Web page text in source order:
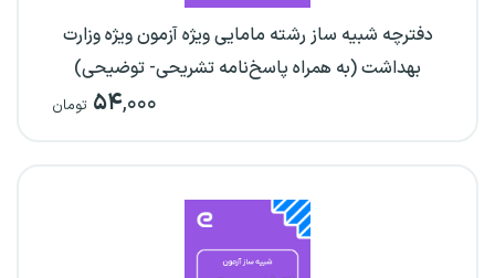
دفترچه شبیه ساز رشته مامایی ویژه آزمون ویژه وزارت
بهداشت (به همراه پاسخ‌نامه تشریحی- توضیحی)
۵۴,۰۰۰ تومان